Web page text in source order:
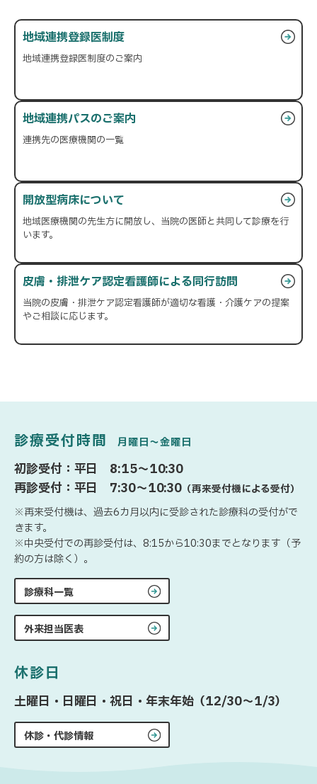
地域連携登録医制度
地域連携登録医制度のご案内
地域連携パスのご案内
連携先の医療機関の一覧
開放型病床について
地域医療機関の先生方に開放し、当院の医師と共同して診療を行
います。
皮膚・排泄ケア認定看護師による同行訪問
当院の皮膚・排泄ケア認定看護師が適切な看護・介護ケアの提案
やご相談に応じます。
診療受付時間 月曜日〜金曜日
初診受付：平日 8:15〜10:30
再診受付：平日 7:30〜10:30 （再来受付機による受付）
※再来受付機は、過去6カ月以内に受診された診療科の受付がで
きます。
※中央受付での再診受付は、8:15から10:30までとなります（予
約の方は除く）。
診療科一覧
外来担当医表
休診日
土曜日・日曜日・祝日・年末年始（12/30〜1/3）
休診・代診情報